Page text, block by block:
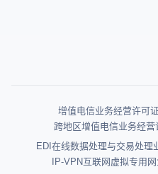
增值电信业务经营许可
跨地区增值电信业务经
EDI在线数据处理与交易处理
IP-VPN互联网虚拟专用